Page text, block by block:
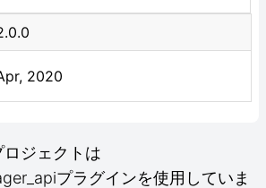
2020
ジェクトは
プラグインを使用していま